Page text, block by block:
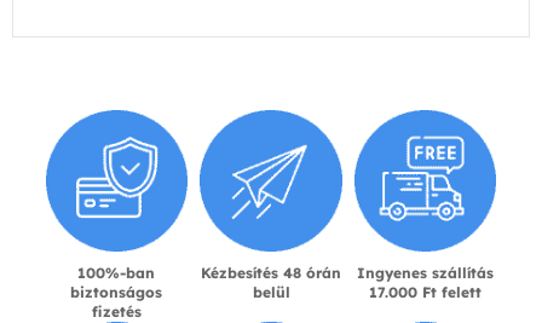
100%-ban
biztonságos
fizetés
Kézbesítés 48 órán
belül
Ingyenes szállítás
17.000 Ft felett